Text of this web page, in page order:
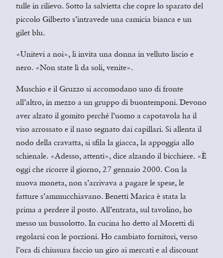
tulle in rilievo. Sotto la salvietta che copre lo sparato del
piccolo Gilberto s’intravede una camicia bianca e un
gilet blu.
«Unitevi a noi», li invita una donna in velluto liscio e
nero. «Non state lì da soli, venite».
Muschio e il Gruzzo si accomodano uno di fronte
all’altro, in mezzo a un gruppo di buontemponi. Devono
aver alzato il gomito perché l’uomo a capotavola ha il
viso arrossato e il naso segnato dai capillari. Si allenta il
nodo della cravatta, si sfila la giacca, la appoggia allo
schienale. «Adesso, attenti», dice alzando il bicchiere. «È
oggi che ricorre il giorno, 27 gennaio 2000. Con la
nuova moneta, non s’arrivava a pagare le spese, le
fatture s’ammucchiavano. Benetti Marica è stata la
prima a perdere il posto. All’entrata, sul tavolino, ho
messo un bussolotto. In cucina ho detto al Moretti di
regolarsi con le porzioni. Ho cambiato fornitori, verso
l’ora di chiusura faccio un giro ai mercati e al discount